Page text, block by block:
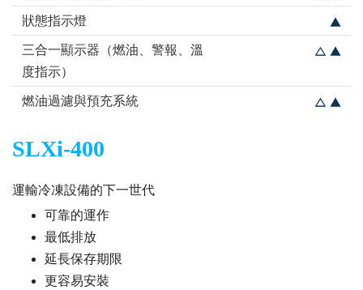
狀態指示燈
三合一顯示器（燃油、警報、溫
度指示）
燃油過濾與預充系統
SLXi-400
運輸冷凍設備的下一世代
可靠的運作
最低排放
延長保存期限
更容易安裝